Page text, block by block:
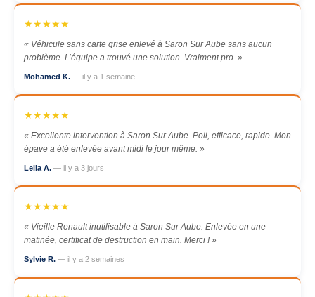
★★★★★
« Véhicule sans carte grise enlevé à Saron Sur Aube sans aucun
problème. L’équipe a trouvé une solution. Vraiment pro. »
Mohamed K. — il y a 1 semaine
★★★★★
« Excellente intervention à Saron Sur Aube. Poli, efficace, rapide. Mon
épave a été enlevée avant midi le jour même. »
Leila A. — il y a 3 jours
★★★★★
« Vieille Renault inutilisable à Saron Sur Aube. Enlevée en une
matinée, certificat de destruction en main. Merci ! »
Sylvie R. — il y a 2 semaines